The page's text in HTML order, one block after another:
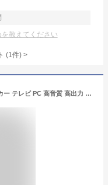
教えてください
(1件) >
【楽天1位受賞】サウンドバー スピーカー テレビ PC 高音質 高出力 50W Bluetooth サウンドーバースピーカーコンパクト ホームシアター テレビスピーカー